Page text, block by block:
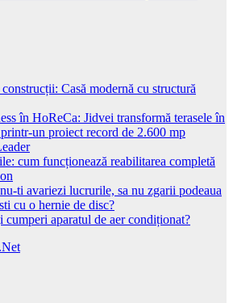
Casă modernă cu structură
în HoReCa: Jidvei transformă terasele în
un proiect record de 2.600 mp
cum funcționează reabilitarea completă
ti avariezi lucrurile, sa nu zgarii podeaua
cu o hernie de disc?
cumperi aparatul de aer condiționat?